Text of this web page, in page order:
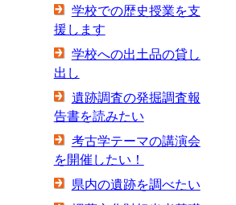
学校での歴史授業を支
援します
学校への出土品の貸し
出し
遺跡調査の発掘調査報
告書を読みたい
考古学テーマの講演会
を開催したい！
県内の遺跡を調べたい